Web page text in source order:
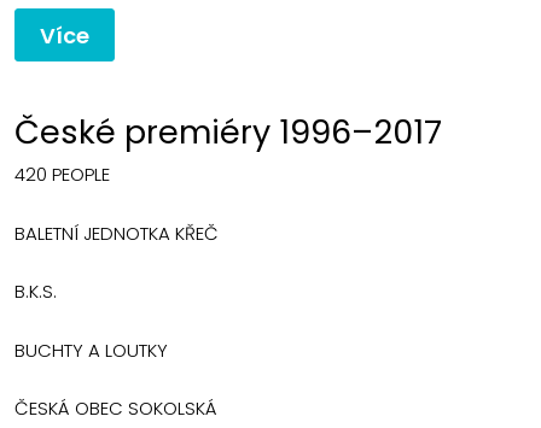
Více
České premiéry 1996–2017
420 PEOPLE
BALETNÍ JEDNOTKA KŘEČ
B.K.S.
BUCHTY A LOUTKY
ČESKÁ OBEC SOKOLSKÁ